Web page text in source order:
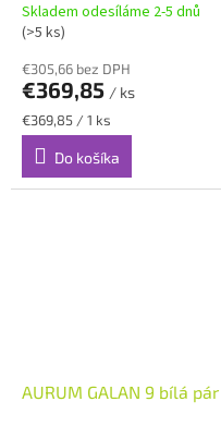
Skladem odesíláme 2-5 dnů
(>5 ks)
€305,66 bez DPH
€369,85 / ks
Jednotková
cena:
€369,85 / 1 ks
Do košíka
AURUM GALAN 9 bílá pár